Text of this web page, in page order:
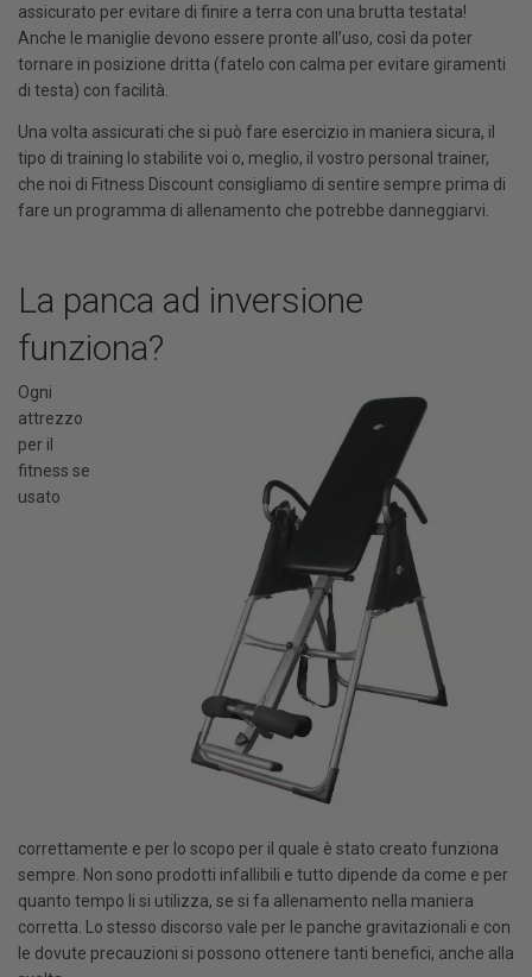
assicurato per evitare di finire a terra con una brutta testata!
Anche le maniglie devono essere pronte all’uso, così da poter
tornare in posizione dritta (fatelo con calma per evitare giramenti
di testa) con facilità.
Una volta assicurati che si può fare esercizio in maniera sicura, il
tipo di training lo stabilite voi o, meglio, il vostro personal trainer,
che noi di Fitness Discount consigliamo di sentire sempre prima di
fare un programma di allenamento che potrebbe danneggiarvi.
La panca ad inversione
funziona?
Ogni
attrezzo
per il
fitness se
usato
correttamente e per lo scopo per il quale è stato creato funziona
sempre. Non sono prodotti infallibili e tutto dipende da come e per
quanto tempo li si utilizza, se si fa allenamento nella maniera
corretta. Lo stesso discorso vale per le panche gravitazionali e con
le dovute precauzioni si possono ottenere tanti benefici, anche alla